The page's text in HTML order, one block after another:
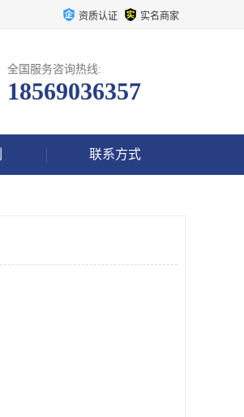
资质认证 实名商家
全国服务咨询热线:
18569036357
联系方式